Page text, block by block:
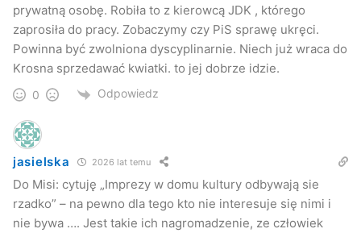
prywatną osobę. Robiła to z kierowcą JDK , którego
zaprosiła do pracy. Zobaczymy czy PiS sprawę ukręci.
Powinna być zwolniona dyscyplinarnie. Niech już wraca do
Krosna sprzedawać kwiatki. to jej dobrze idzie.
0 Odpowiedz
jasielska 2026 lat temu
Do Misi: cytuję „Imprezy w domu kultury odbywają sie
rzadko” – na pewno dla tego kto nie interesuje się nimi i
nie bywa …. Jest takie ich nagromadzenie, ze człowiek